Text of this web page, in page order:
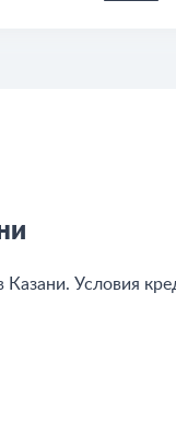
Условия